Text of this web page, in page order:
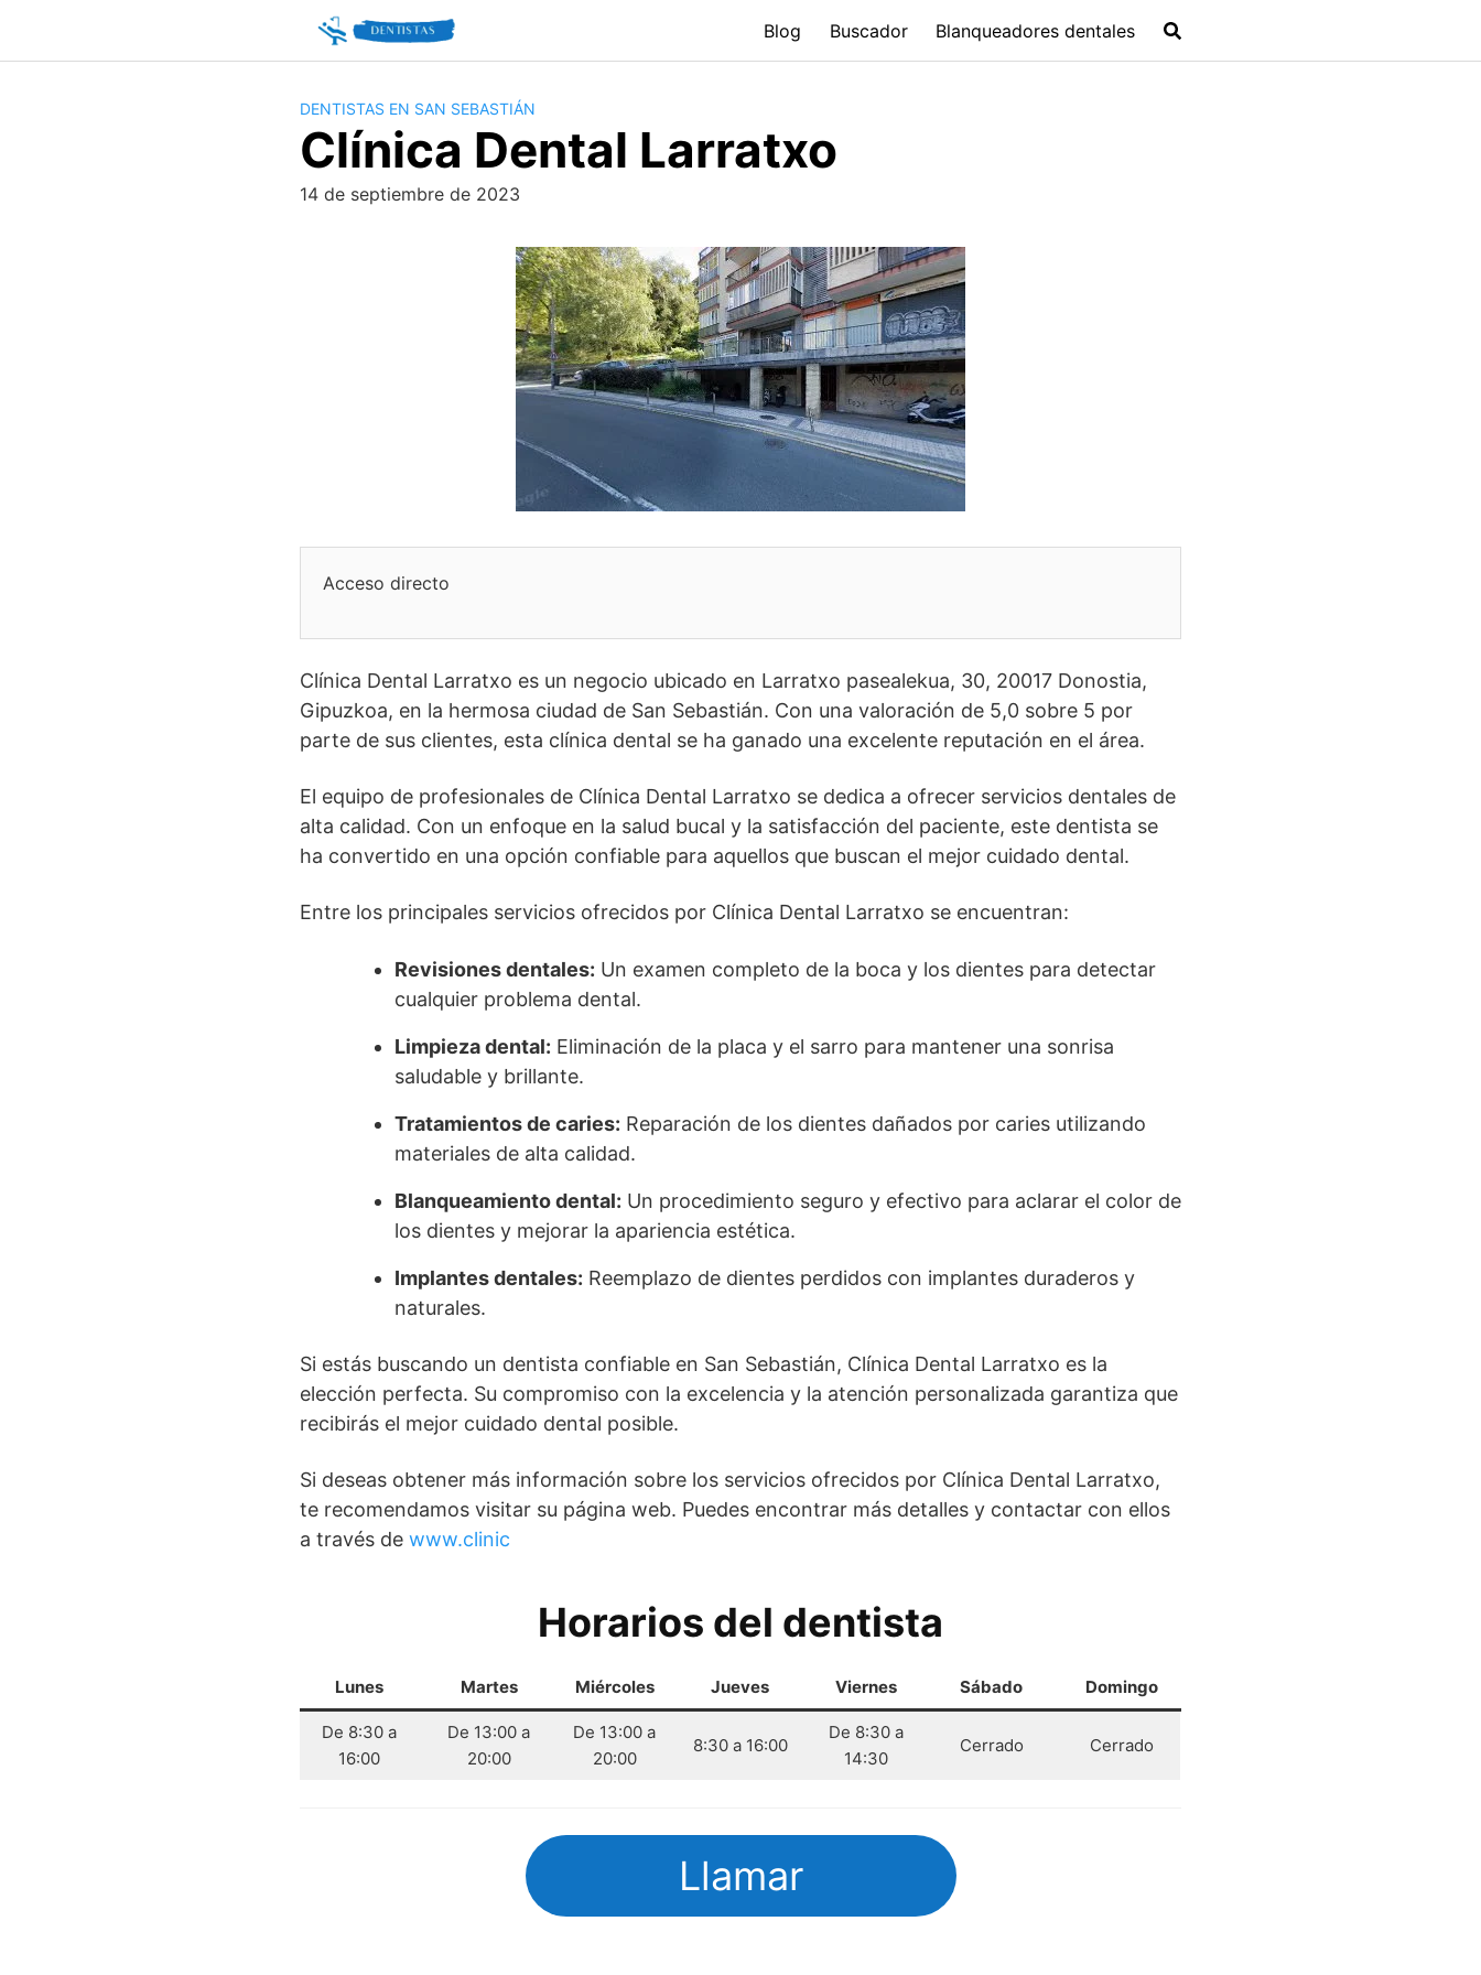
content
Blog Buscador Blanqueadores dentales
DENTISTAS EN SAN SEBASTIÁN
Clínica Dental Larratxo
14 de septiembre de 2023
Acceso directo
Clínica Dental Larratxo es un negocio ubicado en Larratxo pasealekua, 30, 20017 Donostia,
Gipuzkoa, en la hermosa ciudad de San Sebastián. Con una valoración de 5,0 sobre 5 por
parte de sus clientes, esta clínica dental se ha ganado una excelente reputación en el área.
El equipo de profesionales de Clínica Dental Larratxo se dedica a ofrecer servicios dentales de
alta calidad. Con un enfoque en la salud bucal y la satisfacción del paciente, este dentista se
ha convertido en una opción confiable para aquellos que buscan el mejor cuidado dental.
Entre los principales servicios ofrecidos por Clínica Dental Larratxo se encuentran:
Revisiones dentales: Un examen completo de la boca y los dientes para detectar
cualquier problema dental.
Limpieza dental: Eliminación de la placa y el sarro para mantener una sonrisa
saludable y brillante.
Tratamientos de caries: Reparación de los dientes dañados por caries utilizando
materiales de alta calidad.
Blanqueamiento dental: Un procedimiento seguro y efectivo para aclarar el color de
los dientes y mejorar la apariencia estética.
Implantes dentales: Reemplazo de dientes perdidos con implantes duraderos y
naturales.
Si estás buscando un dentista confiable en San Sebastián, Clínica Dental Larratxo es la
elección perfecta. Su compromiso con la excelencia y la atención personalizada garantiza que
recibirás el mejor cuidado dental posible.
Si deseas obtener más información sobre los servicios ofrecidos por Clínica Dental Larratxo,
te recomendamos visitar su página web. Puedes encontrar más detalles y contactar con ellos
a través de www.clinic
Horarios del dentista
Lunes Martes Miércoles Jueves Viernes Sábado Domingo
De 8:30 a
16:00
De 13:00 a
20:00
De 13:00 a
20:00
8:30 a 16:00
De 8:30 a
14:30
Cerrado Cerrado
Llamar